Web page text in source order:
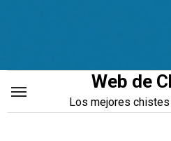
Web de
Los mejores